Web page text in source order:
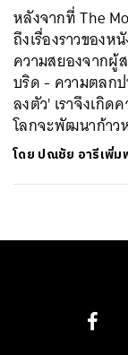
หลังจากที่ The
ถึงเรื่องราวของ
ความสยองจากผู้
บริด - ความตลก
ลงตัว' เราจึงเกิด
โลกจะพัฒนาก้าว
โดย ปณชัย อารีเพิ่ม